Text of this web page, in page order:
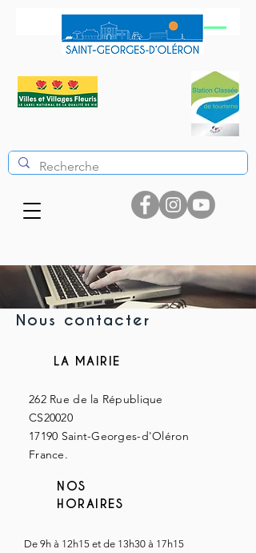
Nous contacter
LA MAIRIE
262 Rue de la République
CS20020
17190 Saint-Georges-d'Oléron
France.
NOS
HORAIRES
De 9h à 12h15 et de 13h30 à 17h15